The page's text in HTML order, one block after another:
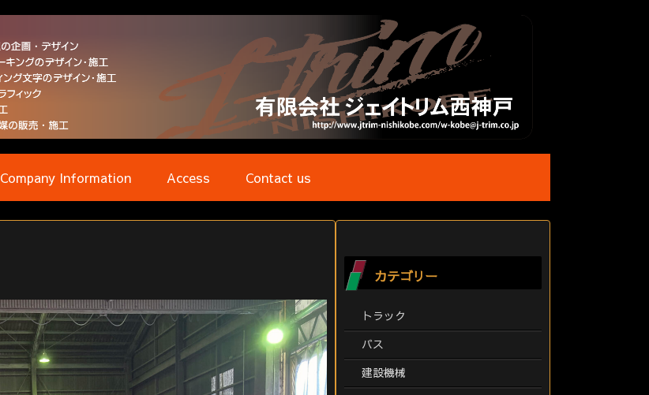
Company Information Access Contact us
カテゴリー
トラック
バス
建設機械